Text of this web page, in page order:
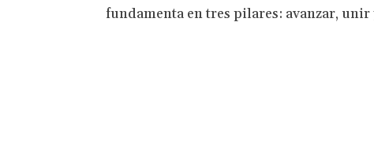
fundamenta en tres pilares: avanzar,